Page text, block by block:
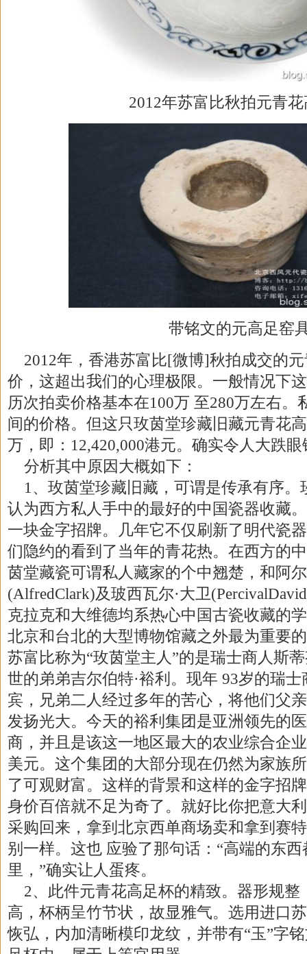
2012年苏富比秋拍元青
带铭文的元高足窑
2012年，香港苏富比[微博]秋拍成交的
价，这超出我们的心理极限。一般情况下
历次拍卖价格基本在100万 至280万左右。
间的价格。但这只玫茵堂珍藏旧藏元青花
万，即：12,420,000港元。确实令人大跌眼
分析其中原因大概如下：
1、玫茵堂珍藏旧藏，可谓是传承有序。
认为西方私人手中的最好的中国瓷器收藏
一块金字招牌。几年它不仅刷新了明代瓷
们隐约的看到了当年的青花热。在西方的
茵堂藏瓷可谓私人藏家的个中翘楚，和阿
(AlfredClark)及玻西瓦尔·大卫
克拉克和大维德均系热心中国古瓷收藏的
北京和台北的大型博物馆藏之外最为重要
苏富比称为“玫茵堂主人”的是瑞士商人斯
世的弟弟吉尔伯特·裕利。现年 93岁的瑞
宾，兄弟二人经过多年的苦心，将他们父
发扬光大。今天的裕利集团是亚洲领先的
商，并且是该这一地区最大的农业综合企
美元。这个集团的大部分现在仍然为家族
了可观财富。这样的背景和这样的金字招
身价百倍就不足为奇了。就好比你把意大
采购回来，拿到北京西单商场卖和拿到赛
别一样。这也 应验了那句话：“高端的东
里，”确实让人蛋疼。
2、此件元青花高足杯的精致。器形规整
高，杯柄呈竹节状，故显雅气。选用进口
恢弘，内加清晰模印龙纹，并带有“玉”字